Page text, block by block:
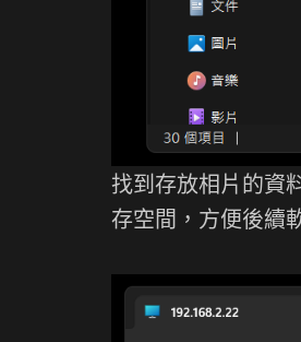
找到存放相片的資
存空間，方便後續